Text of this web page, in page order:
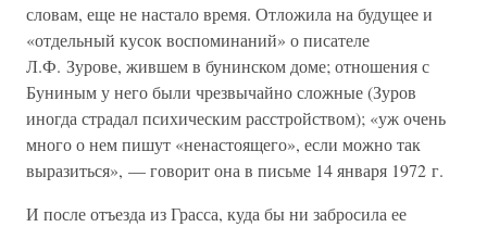
словам, еще не настало время. Отложила на будущее и
«отдельный кусок воспоминаний» о писателе
Л.Ф. Зурове, жившем в бунинском доме; отношения с
Буниным у него были чрезвычайно сложные (Зуров
иногда страдал психическим расстройством); «уж очень
много о нем пишут «ненастоящего», если можно так
выразиться», — говорит она в письме 14 января 1972 г.
И после отъезда из Грасса, куда бы ни забросила ее